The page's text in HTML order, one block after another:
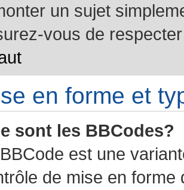
un sujet
vous de
en forme et
sont les BBCodes?
est une
de mise en forme